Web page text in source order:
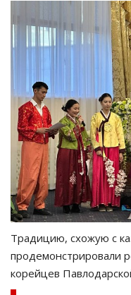
Традицию, схожую с
продемонстрировали
корейцев